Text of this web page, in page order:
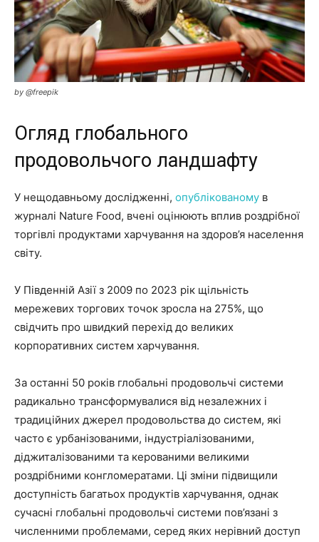
by @freepik
Огляд глобального
продовольчого ландшафту
У нещодавньому дослідженні, опублікованому в
журналі Nature Food, вчені оцінюють вплив роздрібної
торгівлі продуктами харчування на здоров’я населення
світу.
У Південній Азії з 2009 по 2023 рік щільність
мережевих торгових точок зросла на 275%, що
свідчить про швидкий перехід до великих
корпоративних систем харчування.
За останні 50 років глобальні продовольчі системи
радикально трансформувалися від незалежних і
традиційних джерел продовольства до систем, які
часто є урбанізованими, індустріалізованими,
діджиталізованими та керованими великими
роздрібними конгломератами. Ці зміни підвищили
доступність багатьох продуктів харчування, однак
сучасні глобальні продовольчі системи пов’язані з
численними проблемами, серед яких нерівний доступ